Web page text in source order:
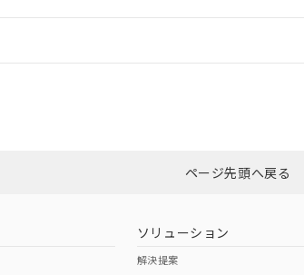
ダウンロードはこちら
（日本
（アメリカ
ページ先頭へ戻る
ソリューション
解決提案